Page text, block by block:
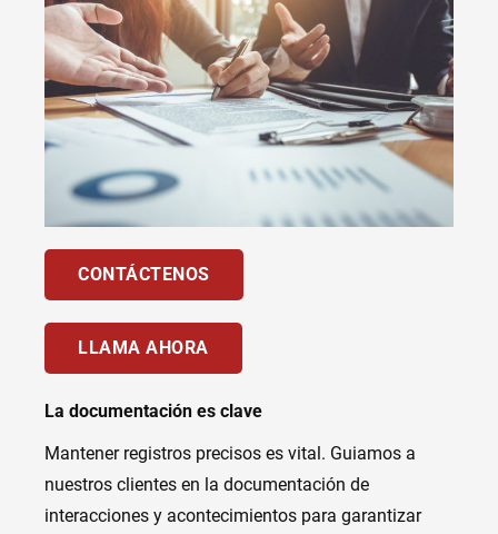
CONTÁCTENOS
LLAMA AHORA
La documentación es clave
Mantener registros precisos es vital. Guiamos a
nuestros clientes en la documentación de
interacciones y acontecimientos para garantizar